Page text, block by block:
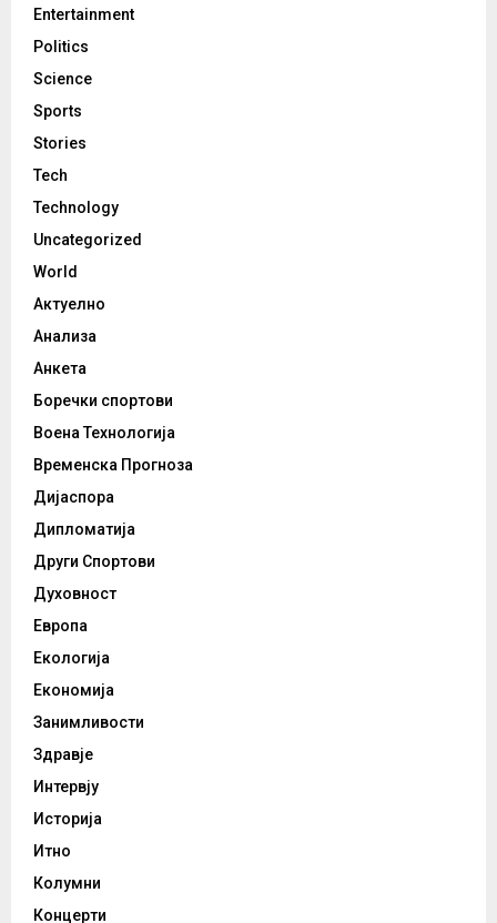
Entertainment
Politics
Science
Sports
Stories
Tech
Technology
Uncategorized
World
Актуелно
Анализа
Анкета
Боречки спортови
Воена Технологија
Временска Прогноза
Дијаспора
Дипломатија
Други Спортови
Духовност
Европа
Екологија
Економија
Занимливости
Здравје
Интервју
Историја
Итно
Колумни
Концерти